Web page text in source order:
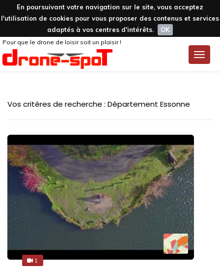
En poursuivant votre navigation sur le site, vous acceptez
l'utilisation de cookies pour vous proposer des contenus et services
adaptés à vos centres d'intérêts.
OK
Toggle
Pour que le drone de loisir soit un plaisir !
Vos critères de recherche : Département Essonne
11